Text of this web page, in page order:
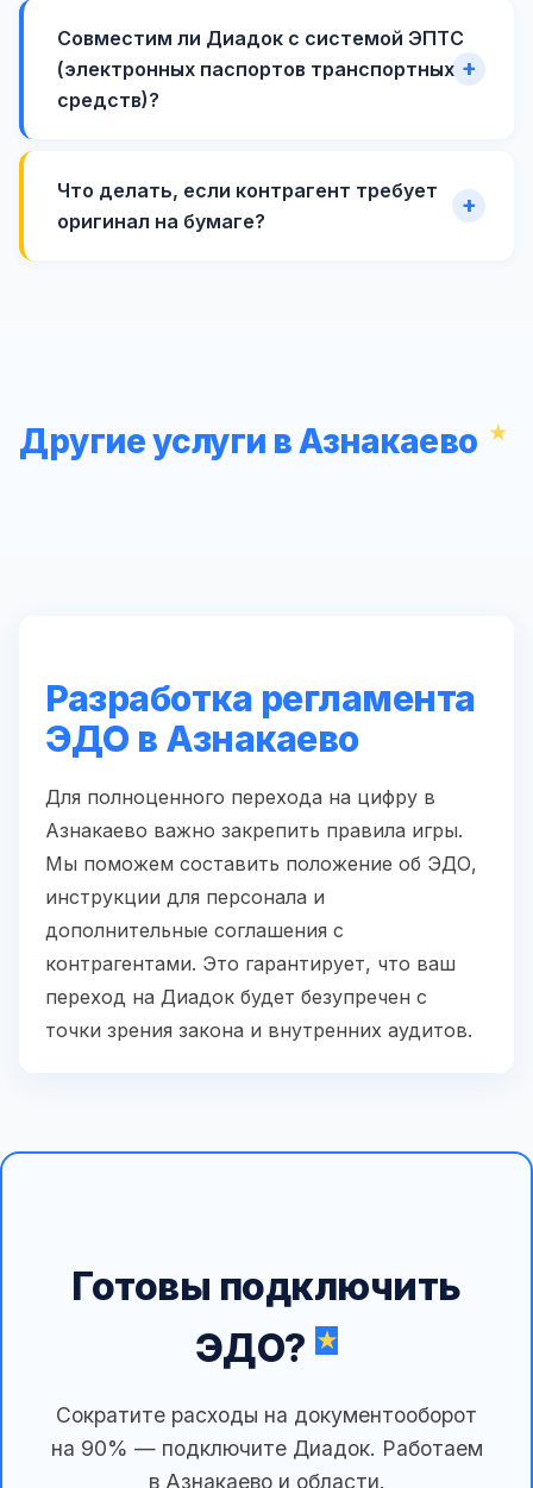
Совместим ли Диадок с системой ЭПТС
(электронных паспортов транспортных
средств)?
Что делать, если контрагент требует
оригинал на бумаге?
Другие услуги в Азнакаево
Разработка регламента
ЭДО в Азнакаево
Для полноценного перехода на цифру в
Азнакаево важно закрепить правила игры.
Мы поможем составить положение об ЭДО,
инструкции для персонала и
дополнительные соглашения с
контрагентами. Это гарантирует, что ваш
переход на Диадок будет безупречен с
точки зрения закона и внутренних аудитов.
Готовы подключить
ЭДО?
Сократите расходы на документооборот
на 90% — подключите Диадок. Работаем
в Азнакаево и области.